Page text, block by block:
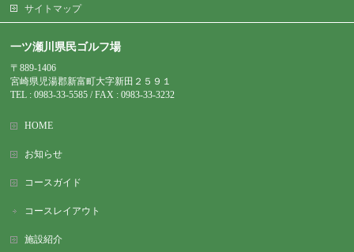
サイトマップ
一ツ瀬川県民ゴルフ場
〒889-1406
宮崎県児湯郡新富町大字新田２５９１
TEL : 0983-33-5585 / FAX : 0983-33-3232
HOME
お知らせ
コースガイド
コースレイアウト
施設紹介